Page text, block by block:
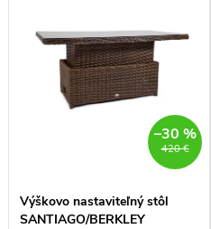
420 €
–30 %
Výškovo nastaviteľný stôl
SANTIAGO/BERKLEY